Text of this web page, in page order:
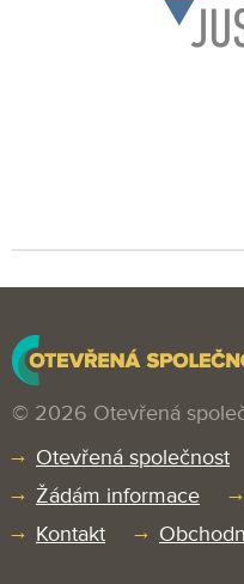
© 2026 Otevřená
Otevřená společnost
Žádám informace
Kontakt